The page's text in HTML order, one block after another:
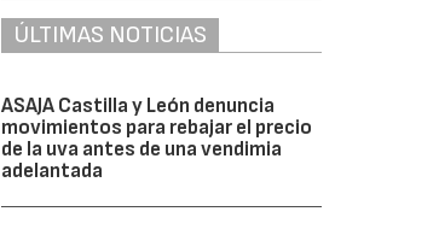
ÚLTIMAS NOTICIAS
ASAJA Castilla y León denuncia
movimientos para rebajar el precio
de la uva antes de una vendimia
adelantada